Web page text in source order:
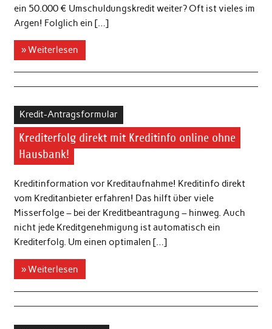
ein 50.000 € Umschuldungskredit weiter? Oft ist vieles im
Argen! Folglich ein […]
» Weiterlesen
Kredit-Antragsformular
Krediterfolg direkt mit Kreditinfo online ohne
Hausbank!
Kreditinformation vor Kreditaufnahme! Kreditinfo direkt
vom Kreditanbieter erfahren! Das hilft über viele
Misserfolge – bei der Kreditbeantragung – hinweg. Auch
nicht jede Kreditgenehmigung ist automatisch ein
Krediterfolg. Um einen optimalen […]
» Weiterlesen